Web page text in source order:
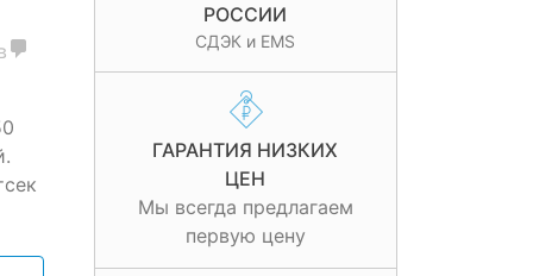
РОССИИ
СДЭК и EMS
ГАРАНТИЯ НИЗКИХ
ЦЕН
Мы всегда предлагаем
первую цену